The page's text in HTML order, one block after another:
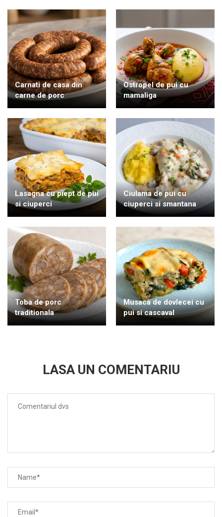
Carnati de casa din
carne de porc
Ostropel de pui cu
mamaliga
Lasagna cu piept de pui
si ciuperci
Ciulama de pui cu
ciuperci si smantana
Toba de porc
traditionala
Musaca de dovlecei cu
pui si cascaval
LASA UN COMENTARIU